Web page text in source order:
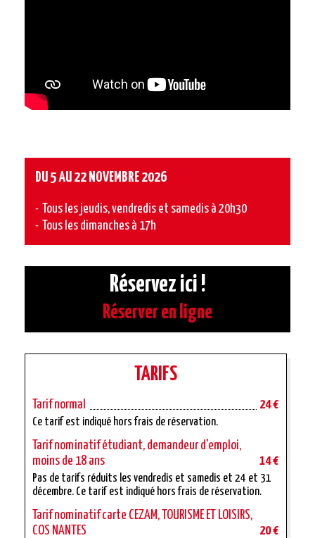
DU 5 AU 22 NOVEMBRE 2026
Tous les jeudis, vendredis et samedis à 20h30
Tous les dimanches à 17h
Réservez ici !
Réserver en ligne
TARIFS
Tarif normal 24 €
Ce tarif est indiqué hors frais de réservation.
Tarif nominatif étudiant, demandeur d'emploi,
moins de 18 ans
14 €
Pas de tarifs réduits les vendredis et samedis et 24 et 31
décembre. Ce tarif est indiqué hors frais de réservation.
Tarif nominatif carte CEZAM, TOURISME ET LOISIRS,
COS NANTES
20 €